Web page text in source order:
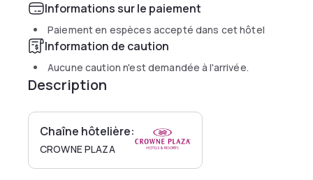
Informations sur le paiement
Paiement en espèces accepté dans cet hôtel
Information de caution
Aucune caution n'est demandée à l'arrivée.
Description
Chaîne hôtelière:
CROWNE PLAZA